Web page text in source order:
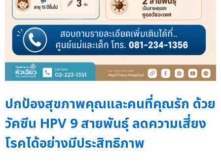
ปกป้องสุขภาพคุณและคนที่คุณรัก ด้วย
วัคซีน HPV 9 สายพันธุ์ ลดความเสี่ยง
โรคได้อย่างมีประสิทธิภาพ